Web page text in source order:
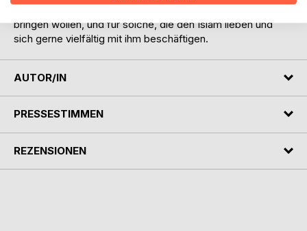
bringen wollen, und für solche, die den Islam lieben und
sich gerne vielfältig mit ihm beschäftigen.
AUTOR/IN
PRESSESTIMMEN
REZENSIONEN